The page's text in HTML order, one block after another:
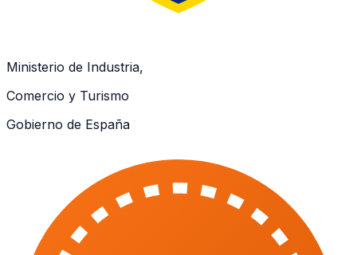
Ministerio de Industria,
Comercio y Turismo
Gobierno de España